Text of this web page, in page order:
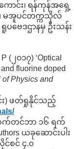
ောင်း၊ ရန်ကုန်အရှေ့
၊ မအူပင်တက္ကသိုလ်
ဗေဒဌာနမှ ဦးသန်း
(၂၀၁၇) ‘Optical
fluorine doped
of Physics and
င်း) ဖတ်ရှုနိုင်သည့်
က်တင်ဘာ ၁၆ ရက်
ယခုဆောင်းပါး
င်စင် ၄.၀